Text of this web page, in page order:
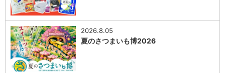
0
0
2026.8.05
夏のさつまいも博2026